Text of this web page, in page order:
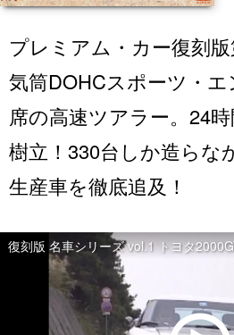
プレミアム・カー復刻
気筒DOHCスポーツ・
席の高速ツアラー。24
樹立！330台しか造らな
生産車を徹底追及！